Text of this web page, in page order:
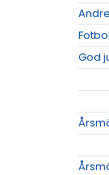
God